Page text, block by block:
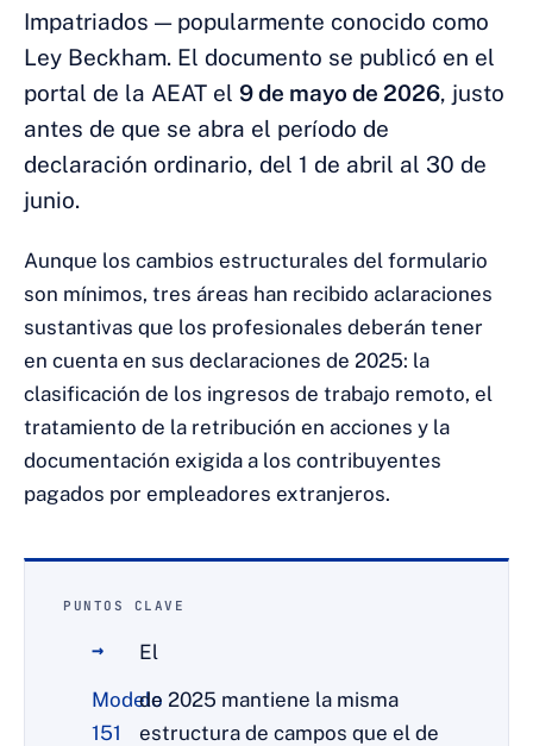
Impatriados — popularmente conocido como
Ley Beckham. El documento se publicó en el
portal de la AEAT el 9 de mayo de 2026, justo
antes de que se abra el período de
declaración ordinario, del 1 de abril al 30 de
junio.
Aunque los cambios estructurales del formulario
son mínimos, tres áreas han recibido aclaraciones
sustantivas que los profesionales deberán tener
en cuenta en sus declaraciones de 2025: la
clasificación de los ingresos de trabajo remoto, el
tratamiento de la retribución en acciones y la
documentación exigida a los contribuyentes
pagados por empleadores extranjeros.
PUNTOS CLAVE
El
Modelo
151
de 2025 mantiene la misma
estructura de campos que el de